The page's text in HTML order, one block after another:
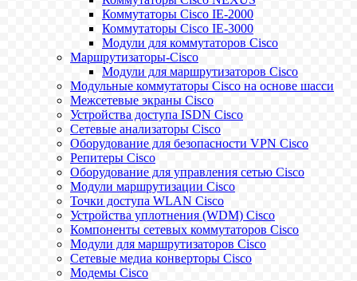
Коммутаторы Cisco IE-2000
Коммутаторы Cisco IE-3000
Модули для коммутаторов Cisco
Маршрутизаторы-Cisco
Модули для маршрутизаторов Cisco
Модульные коммутаторы Cisco на основе шасси
Межсетевые экраны Cisco
Устройства доступа ISDN Cisco
Сетевые анализаторы Cisco
Оборудование для безопасности VPN Cisco
Репитеры Cisco
Оборудование для управления сетью Cisco
Модули маршрутизации Cisco
Точки доступа WLAN Cisco
Устройства уплотнения (WDM) Cisco
Компоненты сетевых коммутаторов Cisco
Модули для маршрутизаторов Cisco
Сетевые медиа конверторы Cisco
Модемы Cisco